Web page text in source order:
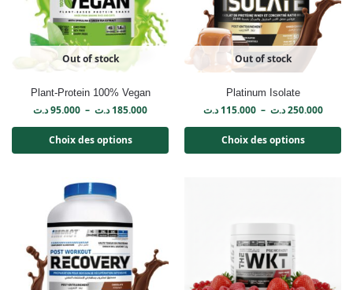
Out of stock
Plant-Protein 100% Vegan
95.000د.ت – 185.000 د.ت
Choix des options
Out of stock
Platinum Isolate
115.000 د.ت – 250.000 د.ت
Choix des options